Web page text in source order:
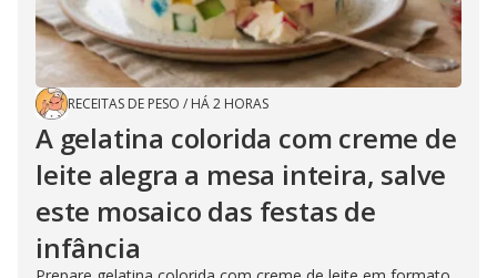
RECEITAS DE PESO / HÁ 2 HORAS
A gelatina colorida com creme de
leite alegra a mesa inteira, salve
este mosaico das festas de
infância